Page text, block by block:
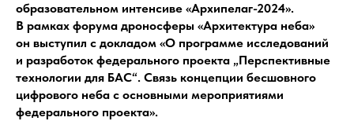
образовательном интенсиве «Архипелаг-2024».
В рамках форума дроносферы «Архитектура неба»
он выступил с докладом «О программе исследований
и разработок федерального проекта „Перспективные
технологии для БАС“. Связь концепции бесшовного
цифрового неба с основными мероприятиями
федерального проекта».